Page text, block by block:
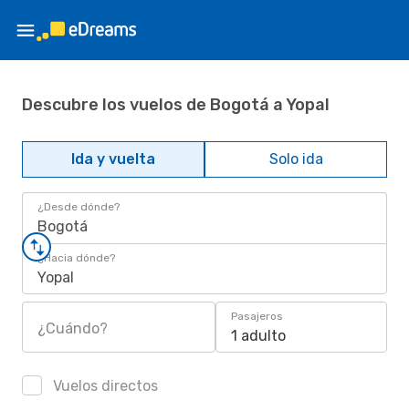
Descubre los vuelos de Bogotá a Yopal
Ida y vuelta Solo ida
¿Desde dónde?
Bogotá
¿Hacia dónde?
Yopal
¿Cuándo?
Pasajeros
1 adulto
Vuelos directos